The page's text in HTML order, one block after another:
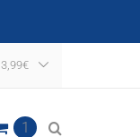
3,99€
1